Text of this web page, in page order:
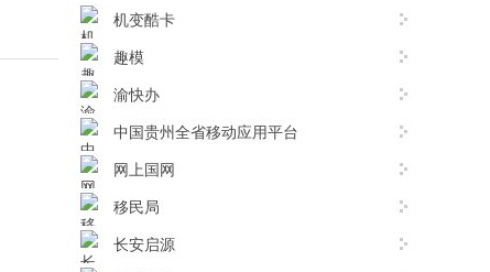
机变酷卡
趣模
渝快办
中国贵州全省移动应用平台
网上国网
移民局
长安启源